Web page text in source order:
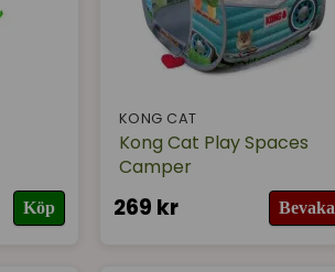
Köp
KONG CAT
Kong Cat Play Spaces
Camper
269 kr Bevaka